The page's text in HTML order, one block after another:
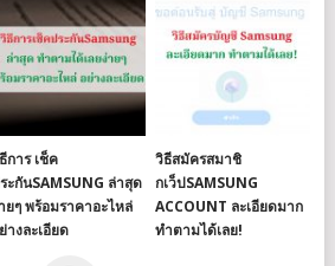
การ เช็ค
ะกันSAMSUNG ล่าสุด
ยๆ พร้อมราคาอะไหล่
างละเอียด
วิธีสมัครสมาชิ
กเว็ปSAMSUNG
ACCOUNT ละเอียดมาก
ทำตามได้เลย!